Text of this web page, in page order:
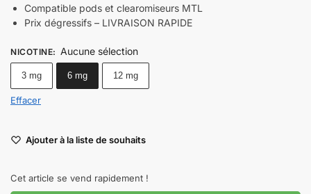
Compatible pods et clearomiseurs MTL
Prix dégressifs – LIVRAISON RAPIDE
NICOTINE: Aucune sélection
3 mg 6 mg 12 mg
Effacer
Ajouter à la liste de souhaits
Cet article se vend rapidement !